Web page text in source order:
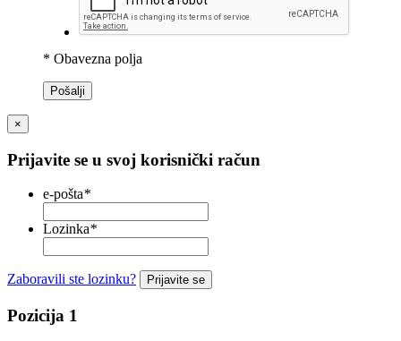
* Obavezna polja
Pošalji
×
Prijavite se u svoj korisnički račun
e-pošta*
Lozinka*
Zaboravili ste lozinku? Prijavite se
Pozicija 1